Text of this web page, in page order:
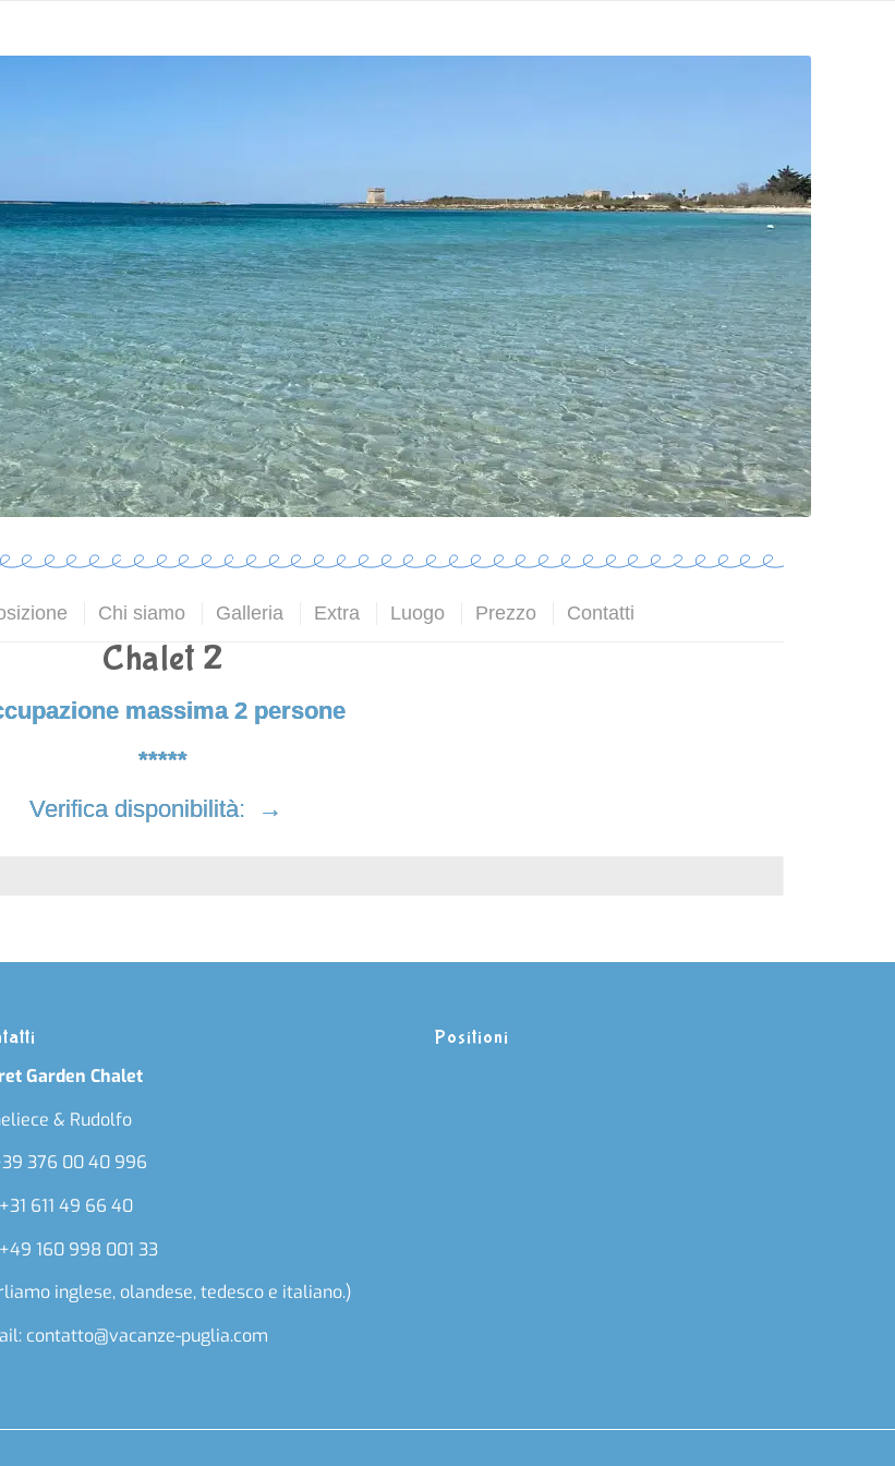
Chi siamo Galleria Extra Luogo Prezzo Contatti
Chalet 2
massima 2 persone
*****
Verifica disponibilità:
→
Garden Chalet
& Rudolfo
376 00 40 996
611 49 66 40
160 998 001 33
inglese, olandese, tedesco e italiano.)
contatto@vacanze-puglia.com
Positioni